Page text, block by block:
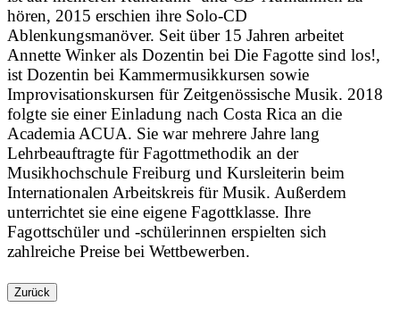
hören, 2015 erschien ihre Solo-CD
Ablenkungsmanöver. Seit über 15 Jahren arbeitet
Annette Winker als Dozentin bei Die Fagotte sind los!,
ist Dozentin bei Kammermusikkursen sowie
Improvisationskursen für Zeitgenössische Musik. 2018
folgte sie einer Einladung nach Costa Rica an die
Academia ACUA. Sie war mehrere Jahre lang
Lehrbeauftragte für Fagottmethodik an der
Musikhochschule Freiburg und Kursleiterin beim
Internationalen Arbeitskreis für Musik. Außerdem
unterrichtet sie eine eigene Fagottklasse. Ihre
Fagottschüler und -schülerinnen erspielten sich
zahlreiche Preise bei Wettbewerben.
Zurück